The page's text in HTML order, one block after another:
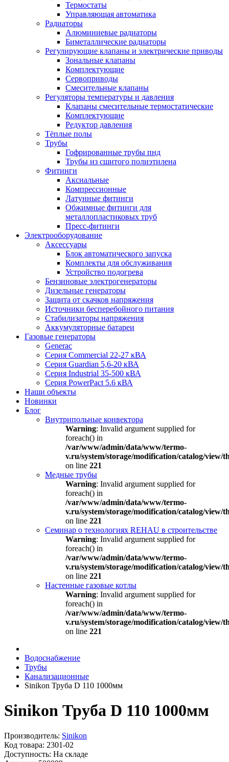
Термостаты
Управляющая автоматика
Радиаторы
Алюминиевые радиаторы
Биметаллические радиаторы
Регулирующие клапаны и электрические приводы
Зональные клапаны
Комплектующие
Сервоприводы
Смесительные клапаны
Регуляторы температуры и давления
Клапаны смесительные термостатические
Комплектующие
Редуктор давления
Тёплые полы
Трубы
Гофрированные трубы пнд
Трубы из сшитого полиэтилена
Фитинги
Аксиальные
Компрессионные
Латунные фитинги
Обжимные фитинги для
металлопластиковых труб
Пресс-фитинги
Электрооборудование
Аксессуары
Блок автоматического запуска
Комплекты для обслуживания
Устройство подогрева
Бензиновые электрогенераторы
Дизельные генераторы
Защита от скачков напряжения
Источники бесперебойного питания
Стабилизаторы напряжения
Аккумуляторные батареи
Газовые генераторы
Generac
Серия Commercial 22-27 кВА
Серия Guardian 5,6-20 кВА
Серия Industrial 35-500 кВА
Серия PowerPact 5.6 кВА
Наши объекты
Новинки
Блог
Внутрипольные конвектора
Warning: Invalid argument supplied for
foreach() in
/var/www/admin/data/www/termo-
v.ru/system/storage/modification/catalog/view/
on line 221
Медные трубы
Warning: Invalid argument supplied for
foreach() in
/var/www/admin/data/www/termo-
v.ru/system/storage/modification/catalog/view/
on line 221
Семинар о технологиях REHAU в строительстве
Warning: Invalid argument supplied for
foreach() in
/var/www/admin/data/www/termo-
v.ru/system/storage/modification/catalog/view/
on line 221
Настенные газовые котлы
Warning: Invalid argument supplied for
foreach() in
/var/www/admin/data/www/termo-
v.ru/system/storage/modification/catalog/view/
on line 221
Водоснабжение
Трубы
Канализационные
Sinikon Труба D 110 1000мм
Sinikon Труба D 110 1000мм
Производитель: Sinikon
Код товара: 2301-02
Доступность: На складе